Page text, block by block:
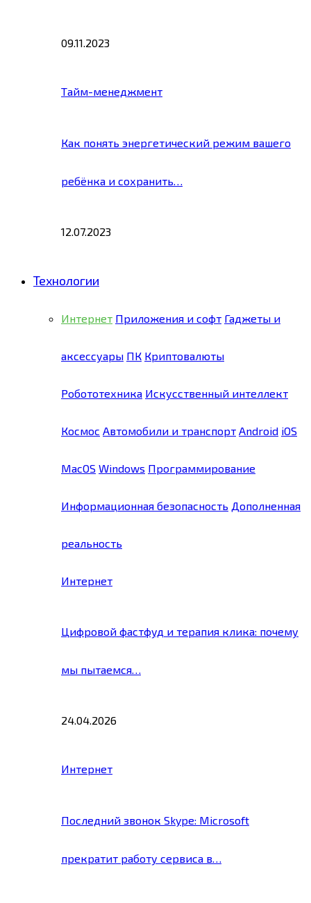
09.11.2023
Тайм-менеджмент
Как понять энергетический режим вашего
ребёнка и сохранить…
12.07.2023
Технологии
Интернет Приложения и софт Гаджеты и
аксессуары ПК Криптовалюты
Робототехника Искусственный интеллект
Космос Автомобили и транспорт Android iOS
MacOS Windows Программирование
Информационная безопасность Дополненная
реальность
Интернет
Цифровой фастфуд и терапия клика: почему
мы пытаемся…
24.04.2026
Интернет
Последний звонок Skype: Microsoft
прекратит работу сервиса в…